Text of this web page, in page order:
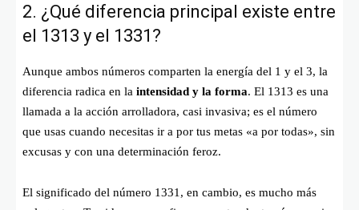
2. ¿Qué diferencia principal existe entre
el 1313 y el 1331?
Aunque ambos números comparten la energía del 1 y el 3, la
diferencia radica en la intensidad y la forma. El 1313 es una
llamada a la acción arrolladora, casi invasiva; es el número
que usas cuando necesitas ir a por tus metas «a por todas», sin
excusas y con una determinación feroz.
El significado del número 1331, en cambio, es mucho más